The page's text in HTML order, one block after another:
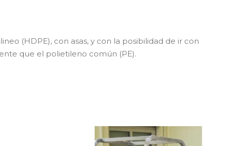
(HDPE), con asas, y con la posibilidad de ir con
que el polietileno común (PE).